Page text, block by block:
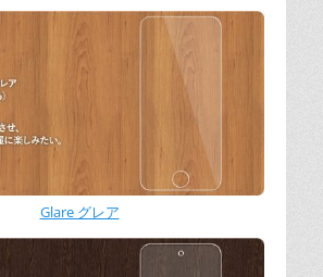
Glare グレア